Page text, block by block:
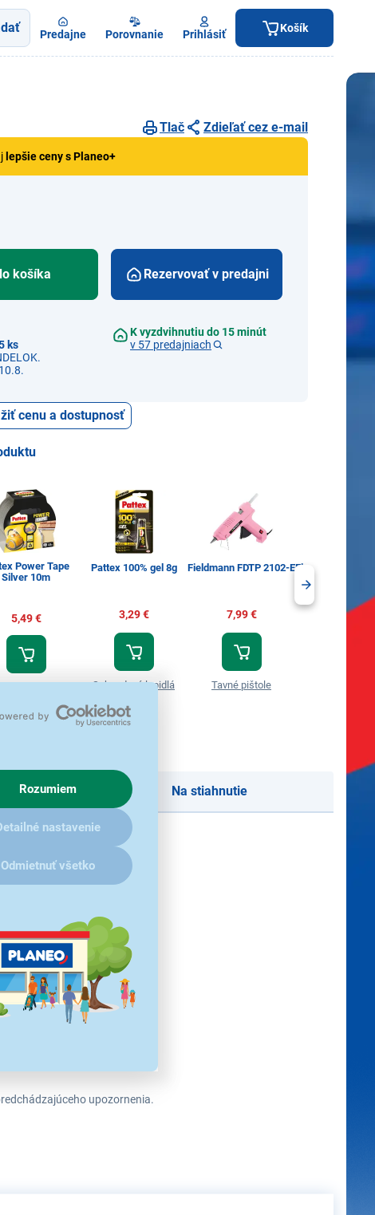
Rozumiem
nastavenie
Odmietnuť všetko
Predajne Porovnanie Prihlásiť Košík
Tlač Zdieľať cez e-mail
lepšie ceny s Planeo+
košíka
ks
Rezervovať v predajni
K vyzdvihnutiu do 15 minút
v 57 predajniach
cenu a dostupnosť
Power Tape
Silver 10m
5,49 €
Pattex 100% gel 8g
3,29 €
Sekundové lepidlá
Fieldmann FDTP 2102-E
7,99 €
Tavné pištole
Fieldmann FDTP
4,49 €
Na stiahnutie
na fixáciu predmetov v
upozornenia.